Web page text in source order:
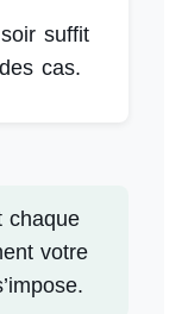
suffit
cas.
chaque
votre